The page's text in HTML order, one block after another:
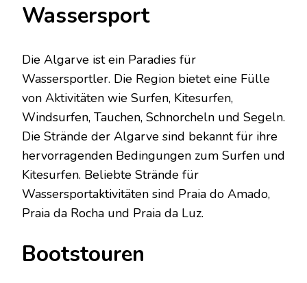
Wassersport
Die Algarve ist ein Paradies für
Wassersportler. Die Region bietet eine Fülle
von Aktivitäten wie Surfen, Kitesurfen,
Windsurfen, Tauchen, Schnorcheln und Segeln.
Die Strände der Algarve sind bekannt für ihre
hervorragenden Bedingungen zum Surfen und
Kitesurfen. Beliebte Strände für
Wassersportaktivitäten sind Praia do Amado,
Praia da Rocha und Praia da Luz.
Bootstouren